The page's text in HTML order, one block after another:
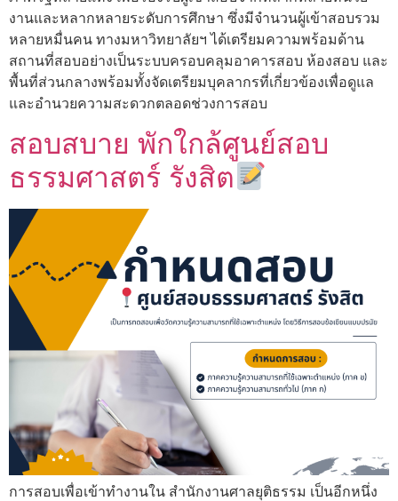
งานและหลากหลายระดับการศึกษา ซึ่งมีจำนวนผู้เข้าสอบรวม
หลายหมื่นคน ทางมหาวิทยาลัยฯ ได้เตรียมความพร้อมด้าน
สถานที่สอบอย่างเป็นระบบครอบคลุมอาคารสอบ ห้องสอบ และ
พื้นที่ส่วนกลางพร้อมทั้งจัดเตรียมบุคลากรที่เกี่ยวข้องเพื่อดูแล
และอำนวยความสะดวกตลอดช่วงการสอบ
สอบสบาย พักใกล้ศูนย์สอบ
ธรรมศาสตร์ รังสิต
การสอบเพื่อเข้าทำงานใน สำนักงานศาลยุติธรรม เป็นอีกหนึ่ง